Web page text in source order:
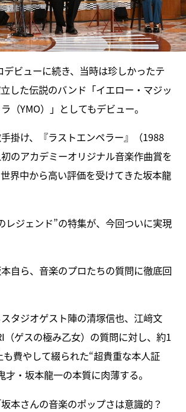
ビューに続き、当時は珍しかったテ
した伝説のバンド「イエロー・マジッ
（YMO）」としてもデビュー。
掛け、『ラストエンペラー』（1988
のアカデミーオリジナル音楽作曲賞を
界中から高い評価を受けてきた坂本龍
レジェンド”の特集が、今回ついに実現
自ら、音楽のプロたちの質問に徹底回
タジオゲスト陣の清塚信也、江﨑文
（ゲスの極み乙女）の質問に対し、約1
費やして綴られた“超貴重な本人証
才・坂本龍一の本質に肉薄する。
本さんの音楽のポップさは意識的？